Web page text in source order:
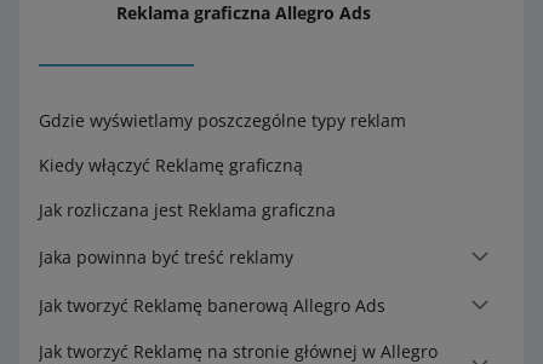
Reklama graficzna Allegro Ads
Gdzie wyświetlamy poszczególne typy reklam
Kiedy włączyć Reklamę graficzną
Jak rozliczana jest Reklama graficzna
Jaka powinna być treść reklamy
Jak tworzyć Reklamę banerową Allegro Ads
Jak tworzyć Reklamę na stronie głównej w Allegro